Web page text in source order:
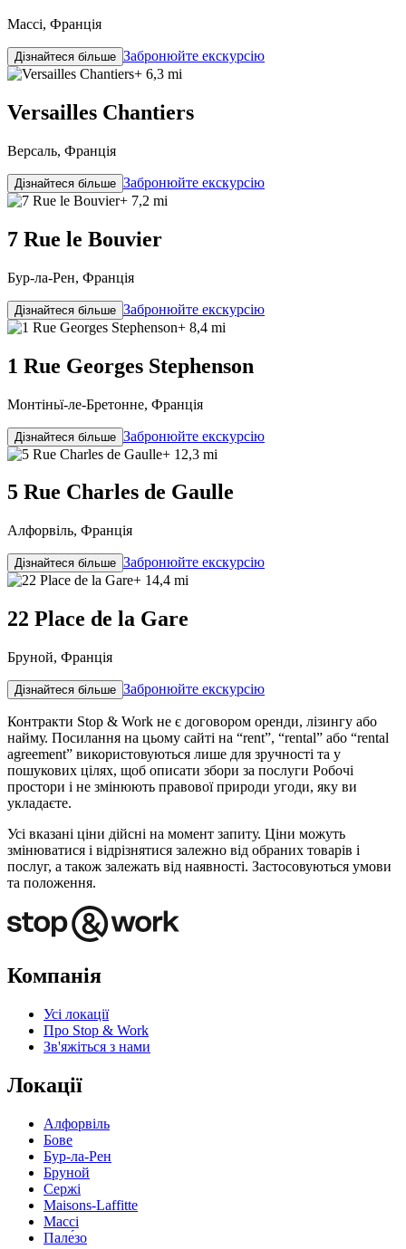
Массі, Франція
Дізнайтеся більше Забронюйте екскурсію
+ 6,3 mi
Versailles Chantiers
Версаль, Франція
Дізнайтеся більше Забронюйте екскурсію
+ 7,2 mi
7 Rue le Bouvier
Бур-ла-Рен, Франція
Дізнайтеся більше Забронюйте екскурсію
+ 8,4 mi
1 Rue Georges Stephenson
Монтіньї-ле-Бретонне, Франція
Дізнайтеся більше Забронюйте екскурсію
+ 12,3 mi
5 Rue Charles de Gaulle
Алфорвіль, Франція
Дізнайтеся більше Забронюйте екскурсію
+ 14,4 mi
22 Place de la Gare
Бруной, Франція
Дізнайтеся більше Забронюйте екскурсію
Контракти Stop & Work не є договором оренди, лізингу або
найму. Посилання на цьому сайті на “rent”, “rental” або “rental
agreement” використовуються лише для зручності та у
пошукових цілях, щоб описати збори за послуги Робочі
простори і не змінюють правової природи угоди, яку ви
укладаєте.
Усі вказані ціни дійсні на момент запиту. Ціни можуть
змінюватися і відрізнятися залежно від обраних товарів і
послуг, а також залежать від наявності. Застосовуються умови
та положення.
Компанія
Усі локації
Про Stop & Work
Зв'яжіться з нами
Локації
Алфорвіль
Бове
Бур-ла-Рен
Бруной
Сержі
Maisons-Laffitte
Массі
Пале́зо